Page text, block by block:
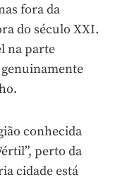
fora da
do século XXI.
na parte
conhecida
perto da
cidade está